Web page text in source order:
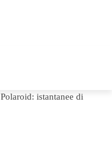
Polaroid: istantanee di